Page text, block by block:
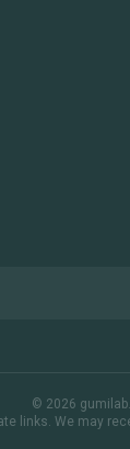
© 2026
links. We may